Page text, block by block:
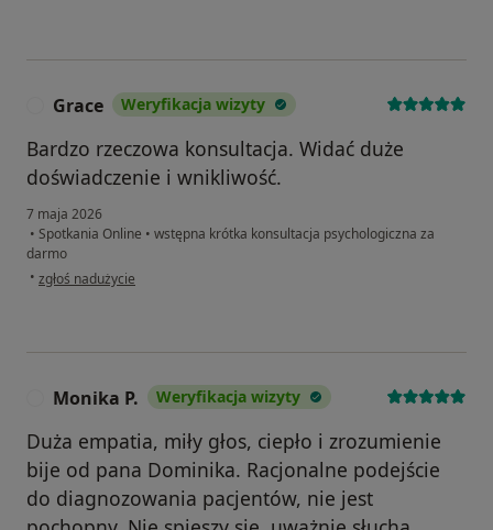
Grace Weryfikacja wizyty
Bardzo rzeczowa konsultacja. Widać duże
doświadczenie i wnikliwość.
7 maja 2026
• Spotkania Online • wstępna krótka konsultacja psychologiczna za
darmo
• w opinii użytkownika Grace
zgłoś nadużycie
Monika P. Weryfikacja wizyty
Duża empatia, miły głos, ciepło i zrozumienie
bije od pana Dominika. Racjonalne podejście
do diagnozowania pacjentów, nie jest